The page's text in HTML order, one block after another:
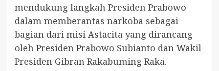
mendukung langkah Presiden Prabowo
dalam memberantas narkoba sebagai
bagian dari misi Astacita yang dirancang
oleh Presiden Prabowo Subianto dan Wakil
Presiden Gibran Rakabuming Raka.